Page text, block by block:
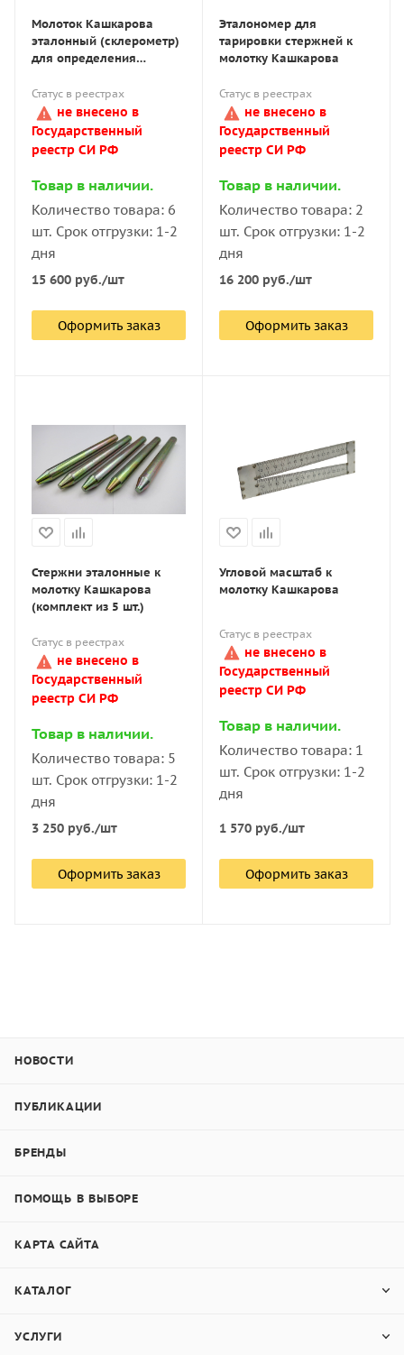
Молоток Кашкарова
эталонный (склерометр)
для определения
Статус в реестрах
не внесено в
Государственный
реестр СИ РФ
Товар в наличии.
Количество товара: 6
шт. Срок отгрузки: 1-2
дня
15 600 руб./шт
Оформить заказ
Эталономер для
тарировки стержней к
молотку Кашкарова
Статус в реестрах
не внесено в
Государственный
реестр СИ РФ
Товар в наличии.
Количество товара: 2
шт. Срок отгрузки: 1-2
дня
16 200 руб./шт
Оформить заказ
Стержни эталонные к
молотку Кашкарова
(комплект из 5 шт.)
Статус в реестрах
не внесено в
Государственный
реестр СИ РФ
Товар в наличии.
Количество товара: 5
шт. Срок отгрузки: 1-2
дня
3 250 руб./шт
Оформить заказ
Угловой масштаб к
молотку Кашкарова
Статус в реестрах
не внесено в
Государственный
реестр СИ РФ
Товар в наличии.
Количество товара: 1
шт. Срок отгрузки: 1-2
дня
1 570 руб./шт
Оформить заказ
НОВОСТИ
ПУБЛИКАЦИИ
БРЕНДЫ
ПОМОЩЬ В ВЫБОРЕ
КАРТА САЙТА
КАТАЛОГ
УСЛУГИ